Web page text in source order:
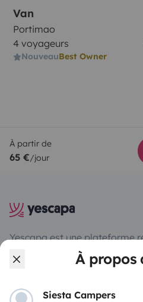
À propos
Siesta Campers
Van
Portimao
4 voyageurs
NouveauBest Owner
À partir de
65 €/jour
Yescapa est une plateforme
location entre particuliers de
et vans aménagés. Le site
des locations en toute liberté